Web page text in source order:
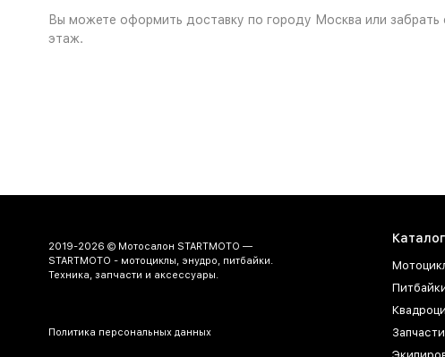
Вы можете оформить доставку по городу Москва или
этаж.
2019-2026 © Мотосалон STARTMOTO —
STARTMOTO - мотоциклы, энудро, питбайки.
Техника, запчасти и аксессуары.
Политика персональных данных
Запчасти